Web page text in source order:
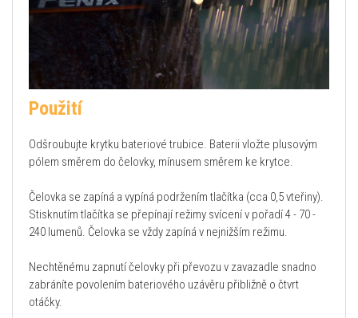
Použití
Odšroubujte krytku bateriové trubice. Baterii vložte plusovým
pólem směrem do čelovky, mínusem směrem ke krytce.
Čelovka se zapíná a vypíná podržením tlačítka (cca 0,5 vteřiny).
Stisknutím tlačítka se přepínají režimy svícení v pořadí 4 - 70 -
240 lumenů. Čelovka se vždy zapíná v nejnižším režimu.
Nechtěnému zapnutí čelovky při převozu v zavazadle snadno
zabráníte povolením bateriového uzávěru přibližně o čtvrt
otáčky.